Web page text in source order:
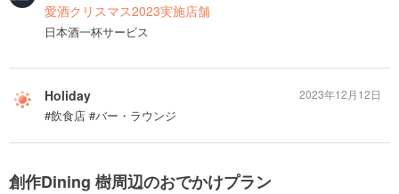
愛酒クリスマス2023実施店舗
日本酒一杯サービス
Holiday
#飲食店 #バー・ラウンジ
2023年12月12日
創作Dining 樹周辺のおでかけプラン